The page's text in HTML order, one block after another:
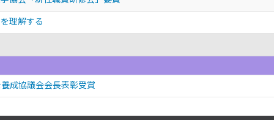
理解する
成協議会会長表彰受賞